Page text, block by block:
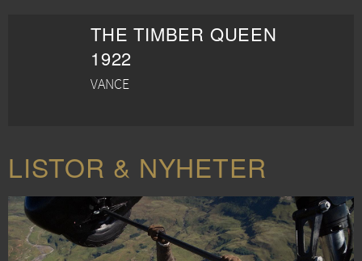
THE TIMBER QUEEN
1922
VANCE
LISTOR & NYHETER